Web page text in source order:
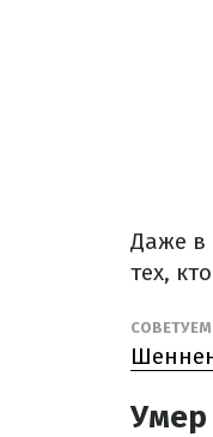
Даже в
тех,
СОВЕТУЕМ
Умер